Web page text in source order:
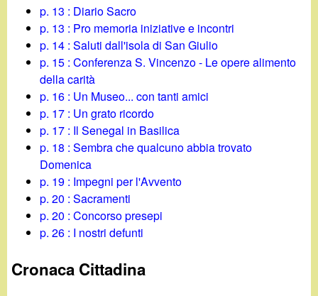
p. 13 : Diario Sacro
p. 13 : Pro memoria iniziative e incontri
p. 14 : Saluti dall'isola di San Giulio
p. 15 : Conferenza S. Vincenzo - Le opere alimento
della carità
p. 16 : Un Museo... con tanti amici
p. 17 : Un grato ricordo
p. 17 : Il Senegal in Basilica
p. 18 : Sembra che qualcuno abbia trovato
Domenica
p. 19 : Impegni per l'Avvento
p. 20 : Sacramenti
p. 20 : Concorso presepi
p. 26 : I nostri defunti
Cronaca Cittadina